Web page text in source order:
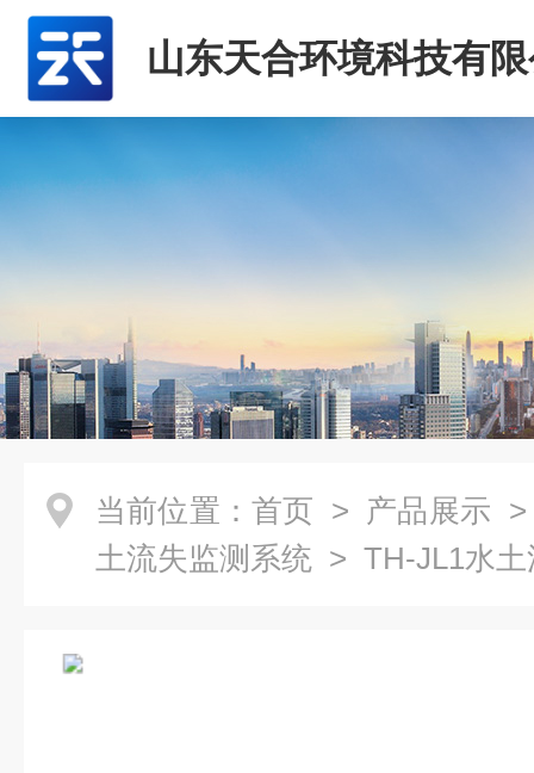
山东天合环境科技有
当前位置： 首页 > 产品展示
土流失监测系统 > TH-JL1水